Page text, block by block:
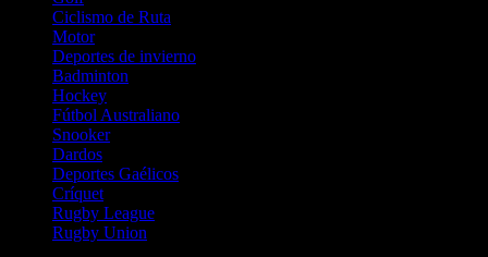
Ciclismo de Ruta
Motor
Deportes de invierno
Badminton
Hockey
Fútbol Australiano
Snooker
Dardos
Deportes Gaélicos
Críquet
Rugby League
Rugby Union